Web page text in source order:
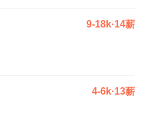
9-18k·14薪
4-6k·13薪